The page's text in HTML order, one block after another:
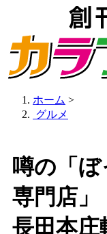
ホーム >
グルメ
噂の「
専門店」
長田本庄